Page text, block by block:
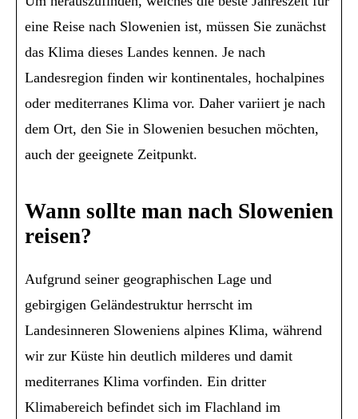
eine Reise nach Slowenien ist, müssen Sie zunächst
das Klima dieses Landes kennen. Je nach
Landesregion finden wir kontinentales, hochalpines
oder mediterranes Klima vor. Daher variiert je nach
dem Ort, den Sie in Slowenien besuchen möchten,
auch der geeignete Zeitpunkt.
Wann sollte man nach Slowenien
reisen?
Aufgrund seiner geographischen Lage und
gebirgigen Geländestruktur herrscht im
Landesinneren Sloweniens alpines Klima, während
wir zur Küste hin deutlich milderes und damit
mediterranes Klima vorfinden. Ein dritter
Klimabereich befindet sich im Flachland im